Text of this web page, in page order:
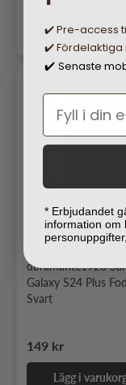
Lägg i
dbramante1928
Galaxy S24 Plus
Svart
Ordinarie pris
149 kr
Lägg i
✔️ Pre-access
✔️
✔️ Senaste
* Erbjudandet
information om